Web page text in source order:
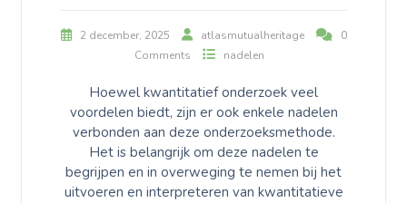
2 december, 2025 atlasmutualheritage
0
Comments
nadelen
Hoewel kwantitatief onderzoek veel
voordelen biedt, zijn er ook enkele nadelen
verbonden aan deze onderzoeksmethode.
Het is belangrijk om deze nadelen te
begrijpen en in overweging te nemen bij het
uitvoeren en interpreteren van kwantitatieve